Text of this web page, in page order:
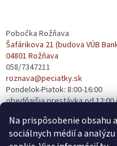
Na prispôsobenie obsahu
sociálnych médií a
Pobočka Rožňava
Šafárikova 21 (budova VÚB
04801 Rožňava
058/7347211
roznava@peciatky.sk
Pondelok-Piatok: 8:00-16:00
obedňajšia prestávka od 12:00